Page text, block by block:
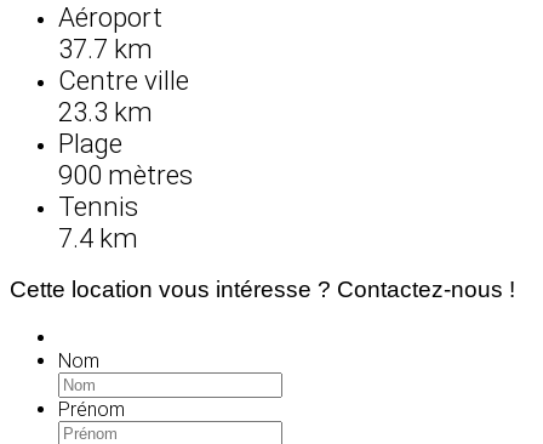
Aéroport
37.7 km
Centre ville
23.3 km
Plage
900 mètres
Tennis
7.4 km
Cette location vous intéresse ? Contactez-nous !
Nom
Prénom